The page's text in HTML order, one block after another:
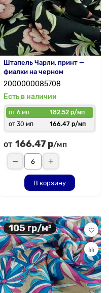
Штапель Чарли, принт —
фиалки на черном
2000000085708
Есть в наличии
от 6 мп
182.52 р/мп
от 30 мп
166.47 р/мп
от 166.47 р/мп
В корзину
105 гр/м²